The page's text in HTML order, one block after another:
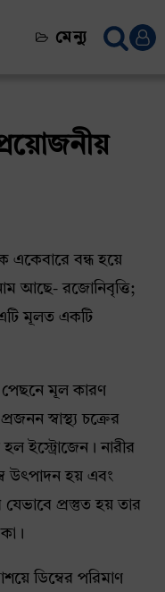
মেন্যু
একেবারে বন্ধ হয়ে
আছে- রজোনিবৃত্তি;
মূলত একটি
পেছনে মূল কারণ
স্বাস্থ্য চক্রের
ইস্ট্রোজেন। নারীর
উৎপাদন হয় এবং
যেভাবে প্রস্তুত হয় তার
ডিম্বের পরিমাণ